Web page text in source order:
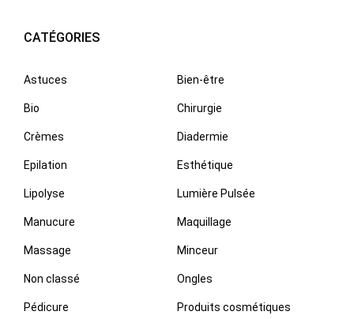
CATÉGORIES
Astuces Bien-être
Bio Chirurgie
Crèmes Diadermie
Epilation Esthétique
Lipolyse Lumière Pulsée
Manucure Maquillage
Massage Minceur
Non classé Ongles
Pédicure Produits cosmétiques